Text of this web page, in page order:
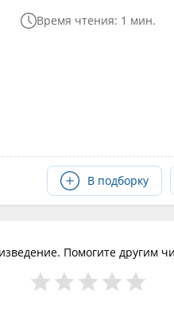
Время чтения: 1 мин.
В подборку
Помогите другим